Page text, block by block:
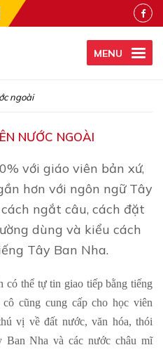
MENU
ngoài
NƯỚC NGOÀI
với giáo viên bản xứ,
hơn với ngôn ngữ Tây
ngắt câu, cách đặt
dùng và kiểu cách
Tây Ban Nha.
có thể tự tin giao tiếp bằng tiếng
cũng cung cấp cho học viên
vị về đất nước, văn hóa, thói
Ban Nha và các nước châu mĩ